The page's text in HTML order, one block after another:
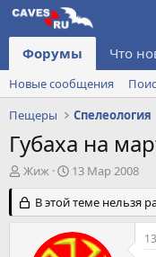
Форумы Что
Новые сообщения
Пещеры
Спелеология
Губаха на
А
т
о
Жиж
Д
т
а
н
13 Мар 2008
В этой теме нельзя